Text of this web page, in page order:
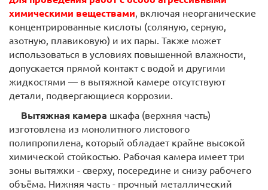
химическими веществами, включая неорганические
концентрированные кислоты (соляную, серную,
азотную, плавиковую) и их пары. Также может
использоваться в условиях повышенной влажности,
допускается прямой контакт с водой и другими
жидкостями — в вытяжной камере отсутствуют
детали, подвергающиеся коррозии.
Вытяжная камера шкафа (верхняя часть)
изготовлена из монолитного листового
полипропилена, который обладает крайне высокой
химической стойкостью. Рабочая камера имеет три
зоны вытяжки - сверху, посередине и снизу рабочего
объёма. Нижняя часть - прочный металлический